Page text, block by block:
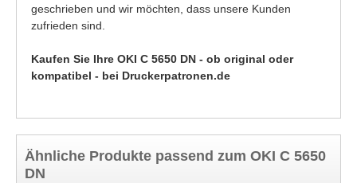
geschrieben und wir möchten, dass unsere Kunden
zufrieden sind.
Kaufen Sie Ihre OKI C 5650 DN - ob original oder
kompatibel - bei Druckerpatronen.de
Ähnliche Produkte passend zum OKI C 5650
DN